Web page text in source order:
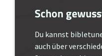
Schon
Du kannst
auch über